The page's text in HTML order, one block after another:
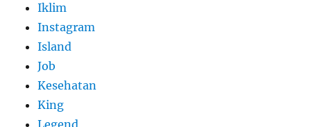
Iklim
Instagram
Island
Job
Kesehatan
King